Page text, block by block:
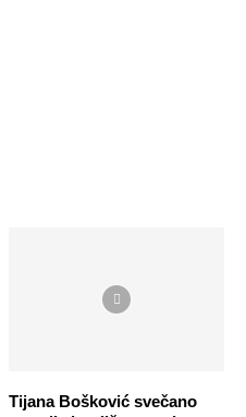
Tijana Bošković svečano